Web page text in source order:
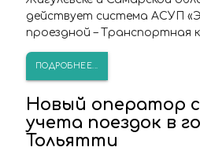
действует система АСУП
проездной – Транспортная
ПОДРОБНЕЕ...
Новый оператор
учета поездок в
Тольятти